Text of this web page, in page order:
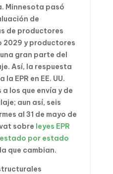
Minnesota pasó
de
de productores
2029 y productores
gran parte del
Así, la respuesta
EPR en EE. UU.
los que envía y de
aun así, seis
al 31 de mayo de
sobre leyes EPR
estado por estado
que cambian.